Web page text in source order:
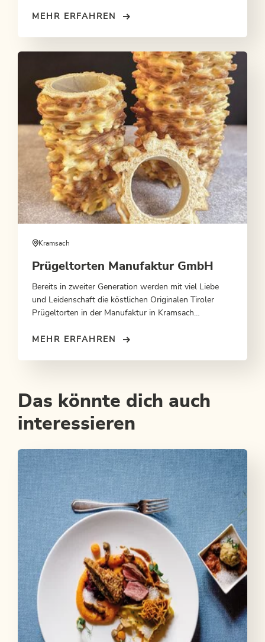
MEHR ERFAHREN
Kramsach
Prügeltorten Manufaktur GmbH
Bereits in zweiter Generation werden mit viel Liebe
und Leidenschaft die köstlichen Originalen Tiroler
Prügeltorten in der Manufaktur in Kramsach
MEHR ERFAHREN
Das könnte dich auch
interessieren